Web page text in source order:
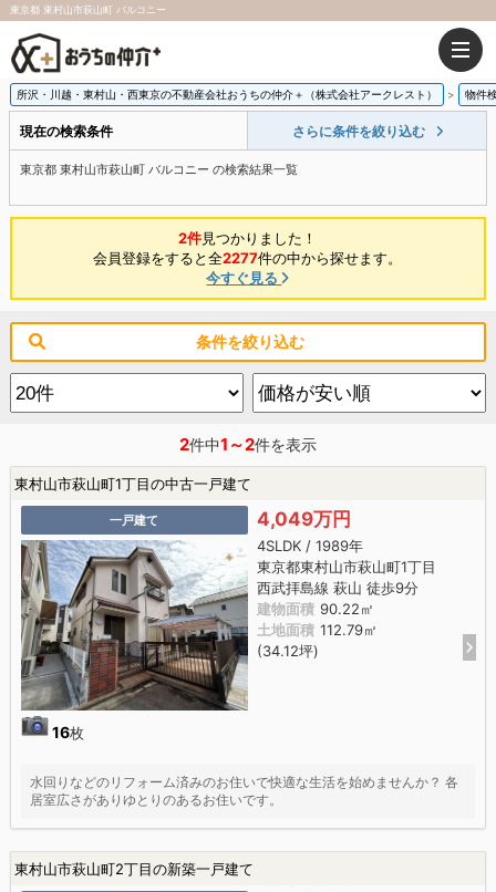
東京都 東村山市萩山町 バルコニー
所沢・川越・東村山・西東京の不動産会社おうちの仲介＋（株式会社アークレスト） 物件
現在の検索条件 さらに条件を絞り込む
東京都 東村山市萩山町 バルコニー の検索結果一覧
2件見つかりました！
会員登録をすると全2277件の中から探せます。
今すぐ見る
条件を絞り込む
2件中1～2件を表示
東村山市萩山町1丁目の中古一戸建て
一戸建て
16枚
4,049万円
4SLDK / 1989年
東京都東村山市萩山町1丁目
西武拝島線 萩山 徒歩9分
建物面積 90.22㎡
土地面積 112.79㎡
(34.12坪)
水回りなどのリフォーム済みのお住いで快適な生活を始めませんか？ 各
居室広さがありゆとりのあるお住いです。
東村山市萩山町2丁目の新築一戸建て